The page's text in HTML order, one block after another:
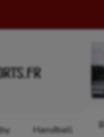
Handball